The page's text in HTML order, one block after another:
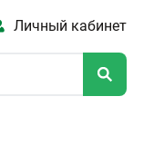
Личный кабинет